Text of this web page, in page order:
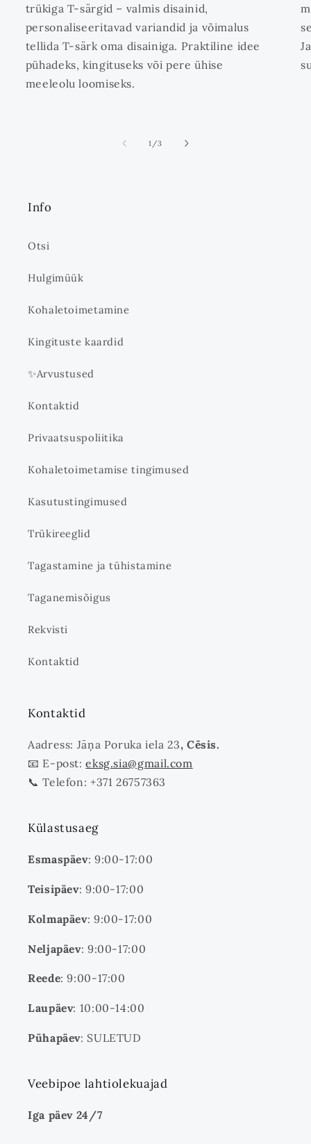
trükiga T-särgid – valmis disainid,
personaliseeritavad variandid ja võimalus
tellida T-särk oma disainiga. Praktiline idee
pühadeks, kingituseks või pere ühise
meeleolu loomiseks.
1 /ei
3
Info
Otsi
Hulgimüük
Kohaletoimetamine
Kingituste kaardid
✨Arvustused
Kontaktid
Privaatsuspoliitika
Kohaletoimetamise tingimused
Kasutustingimused
Trükireeglid
Tagastamine ja tühistamine
Taganemisõigus
Rekvisti
Kontaktid
Kontaktid
Aadress: Jāņa Poruka iela 23, Cēsis.
📧 E-post:eksg.sia@gmail.com
📞 Telefon: +371 26757363
Külastusaeg
Esmaspäev: 9:00-17:00
Teisipäev: 9:00-17:00
Kolmapäev: 9:00-17:00
Neljapäev: 9:00-17:00
Reede: 9:00-17:00
Laupäev: 10:00-14:00
Pühapäev: SULETUD
Veebipoe lahtiolekuajad
Iga päev 24/7